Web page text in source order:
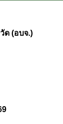
ด (อบจ.)